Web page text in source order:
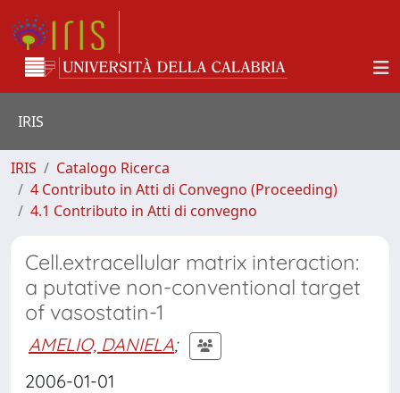
IRIS
IRIS
Catalogo Ricerca
4 Contributo in Atti di Convegno (Proceeding)
4.1 Contributo in Atti di convegno
Cell.extracellular matrix interaction:
a putative non-conventional target
of vasostatin-1
AMELIO, DANIELA;
2006-01-01